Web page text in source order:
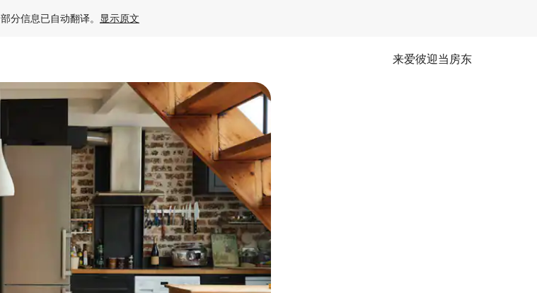
部分信息已自动翻译。 显示原文
来爱彼迎当房东